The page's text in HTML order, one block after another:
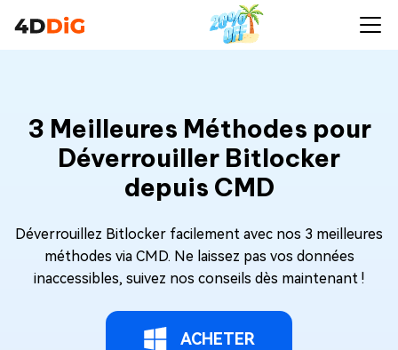
3 Meilleures Méthodes pour
Déverrouiller Bitlocker
depuis CMD
Déverrouillez Bitlocker facilement avec nos 3 meilleures
méthodes via CMD. Ne laissez pas vos données
inaccessibles, suivez nos conseils dès maintenant !
ACHETER